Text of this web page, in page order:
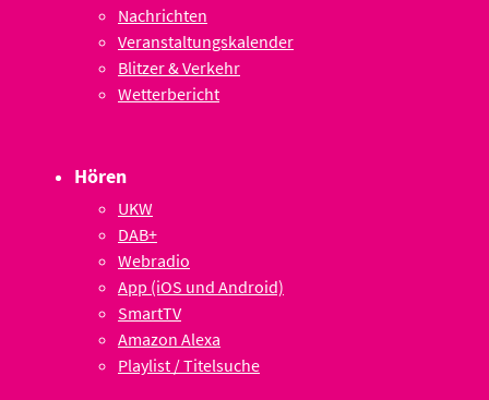
Nachrichten
Veranstaltungskalender
Blitzer & Verkehr
Wetterbericht
Hören
UKW
DAB+
Webradio
App (iOS und Android)
SmartTV
Amazon Alexa
Playlist / Titelsuche